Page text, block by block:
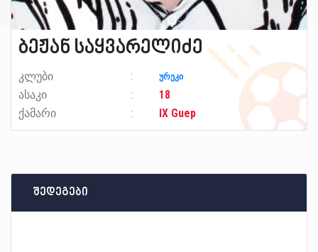
ბეჟან საყვარელიძე
კლუბი ურეკი
ასაკი
18
ქამარი
IX Guep
შედეგები